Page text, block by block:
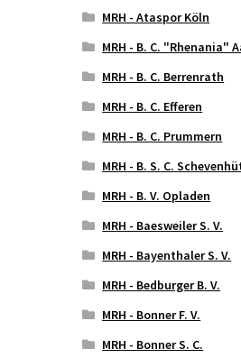
MRH - Ataspor Köln
MRH - B. C. "Rhenania"
MRH - B. C. Berrenrath
MRH - B. C. Efferen
MRH - B. C. Prummern
MRH - B. S. C.
MRH - B. V. Opladen
MRH - Baesweiler S. V.
MRH - Bayenthaler S. V.
MRH - Bedburger B. V.
MRH - Bonner F. V.
MRH - Bonner S. C.